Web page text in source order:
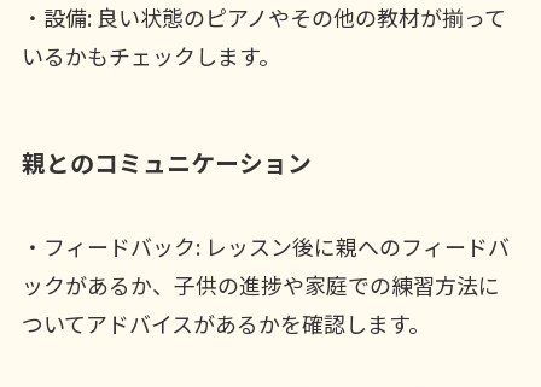
・設備: 良い状態のピアノやその他の教材が揃って
いるかもチェックします。
親とのコミュニケーション
・フィードバック: レッスン後に親へのフィードバ
ックがあるか、子供の進捗や家庭での練習方法に
ついてアドバイスがあるかを確認します。